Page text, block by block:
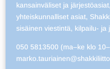
kansainväliset ja
yhteiskunnalliset asiat,
sisäinen viestintä, kilpailu- ja
050 5813500 (ma–ke klo